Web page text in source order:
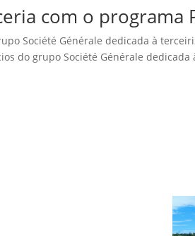
com o programa
Société Générale dedicada à
do grupo Société Générale dedicada